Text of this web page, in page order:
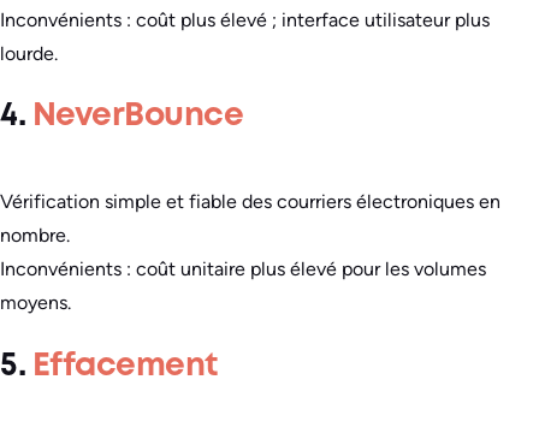
Inconvénients : coût plus élevé ; interface utilisateur plus
lourde.
4. NeverBounce
Vérification simple et fiable des courriers électroniques en
nombre.
Inconvénients : coût unitaire plus élevé pour les volumes
moyens.
5. Effacement